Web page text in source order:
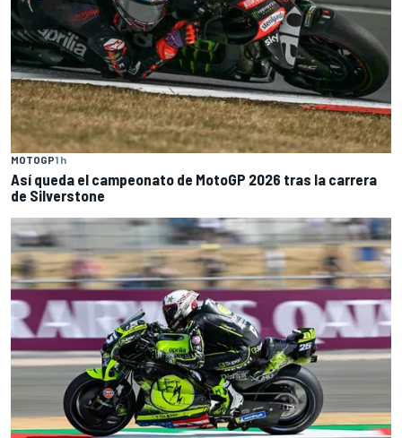
MOTOGP1 h
Así queda el campeonato de MotoGP 2026 tras la carrera
de Silverstone